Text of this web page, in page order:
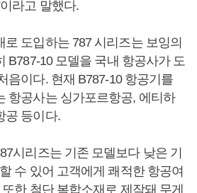
라고 말했다.
도입하는 787 시리즈는 보잉의
B787-10 모델을 국내 항공사가 도
음이다. 현재 B787-10 항공기를
항공사는 싱가포르항공, 에티하
공 등이다.
시리즈는 기존 모델보다 낮은 기
수 있어 고객에게 쾌적한 항공여
한 첨단 복합소재로 제작돼 무게